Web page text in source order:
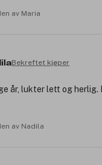
av Maria
Bekreftet kjøper
år, lukter lett og herlig.
av Nadila